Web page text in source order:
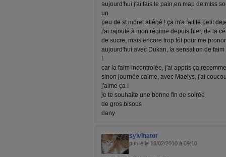
aujourd'hui j'ai fais le pain,en map de miss
un
peu de st moret allégé ! ça m'a fait le petit
j'ai rajouté à mon régime depuis hier, de la
de sucre, mais encore trop tôt pour me
aujourd'hui avec Dukan, la sensation de
!
car la faim incontrolée, j'ai appris ça
sinon journée calme, avec Maelys, j'ai
j'aime ça !
je te souhaite une bonne fin de soirée
de gros bisous
dany
sylvinator
publié le 18/02/2010 à 09:10